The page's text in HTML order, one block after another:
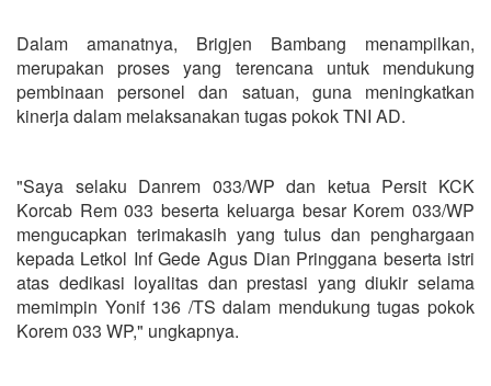
Dalam amanatnya, Brigjen Bambang menampilkan,
merupakan proses yang terencana untuk mendukung
pembinaan personel dan satuan, guna meningkatkan
kinerja dalam melaksanakan tugas pokok TNI AD.
"Saya selaku Danrem 033/WP dan ketua Persit KCK
Korcab Rem 033 beserta keluarga besar Korem 033/WP
mengucapkan terimakasih yang tulus dan penghargaan
kepada Letkol Inf Gede Agus Dian Pringgana beserta istri
atas dedikasi loyalitas dan prestasi yang diukir selama
memimpin Yonif 136 /TS dalam mendukung tugas pokok
Korem 033 WP," ungkapnya.